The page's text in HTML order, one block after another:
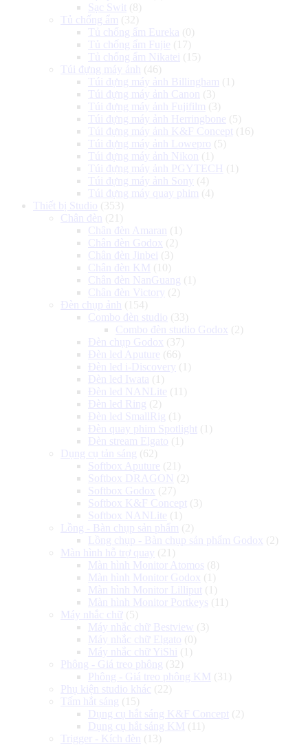
Sạc Swit (8)
Tủ chống ẩm (32)
Tủ chống ẩm Eureka (0)
Tủ chống ẩm Fujie (17)
Tủ chống ẩm Nikatei (15)
Túi đựng máy ảnh
(46)
Túi đựng máy ảnh Billingham (1)
Túi đựng máy ảnh Canon
(3)
Túi đựng máy ảnh Fujifilm (3)
Túi đựng máy ảnh Herringbone (5)
Túi đựng máy ảnh K&F Concept (16)
Túi đựng máy ảnh Lowepro (5)
Túi đựng máy ảnh Nikon
(1)
Túi đựng máy ảnh PGYTECH
(1)
Túi đựng máy ảnh Sony (4)
Túi đựng máy quay phim (4)
Thiết bị Studio (353)
Chân đèn
(21)
Chân đèn Amaran
(1)
Chân đèn Godox (2)
Chân đèn Jinbei (3)
Chân đèn KM (10)
Chân đèn NanGuang (1)
Chân đèn Victory (2)
Đèn chụp ảnh
(154)
Combo đèn studio (33)
Combo đèn studio Godox (2)
Đèn chụp Godox (37)
Đèn led Aputure (66)
Đèn led i-Discovery (1)
Đèn led Iwata (1)
Đèn led NANLite (11)
Đèn led Ring (2)
Đèn led SmallRig (1)
Đèn quay phim Spotlight (1)
Đèn stream Elgato (1)
Dụng cụ tản sáng (62)
Softbox Aputure (21)
Softbox DRAGON (2)
Softbox Godox (27)
Softbox K&F Concept (3)
Softbox NANLite (1)
Lồng - Bàn chụp sản phẩm (2)
Lồng chụp - Bàn chụp sản phẩm Godox (2)
Màn hình hỗ trợ quay (21)
Màn hình Monitor Atomos (8)
Màn hình Monitor Godox (1)
Màn hình Monitor Lilliput (1)
Màn hình Monitor Portkeys (11)
Máy nhắc chữ (5)
Máy nhắc chữ Bestview (3)
Máy nhắc chữ Elgato (0)
Máy nhắc chữ YiShi
(1)
Phông - Giá treo phông (32)
Phông - Giá treo phông KM (31)
Phụ kiện studio khác (22)
Tấm hắt sáng (15)
Dụng cụ hắt sáng K&F Concept (2)
Dụng cụ hắt sáng KM (11)
Trigger - Kích đèn
(13)